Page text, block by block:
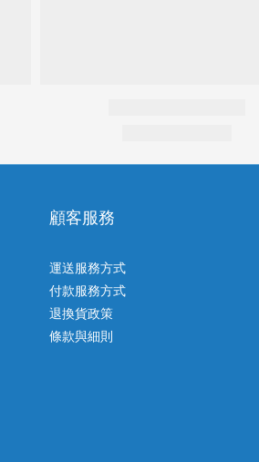
顧客服務
運送服務方式
付款服務方式
退換貨政策
條款與細則